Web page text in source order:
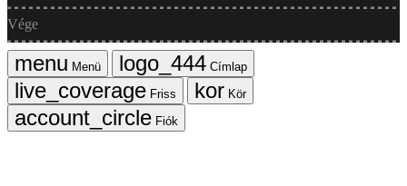
Vége
Menü
Címlap
Friss
Kör
Fiók